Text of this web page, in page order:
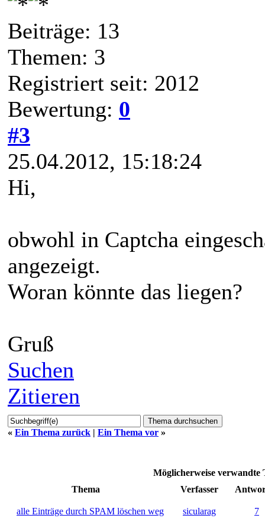
Beiträge: 13
Themen: 3
Registriert seit: 2012
Bewertung: 0
#3
25.04.2012, 15:18:24
Hi,
obwohl in Captcha
angezeigt.
Woran könnte das liegen?
Gruß
Suchen
Zitieren
« Ein Thema zurück | Ein Thema vor »
Möglicherweise
Thema
Verfasser
alle Einträge durch SPAM löschen weg sicularag 7